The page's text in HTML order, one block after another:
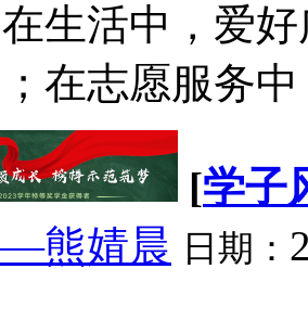
生活中，爱
在志愿服务
[学子
熊婧晨 日期：